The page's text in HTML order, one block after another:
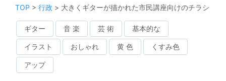
TOP > 行政 > 大きくギターが描かれた市民講座向けのチラシ
ギター 音 楽 芸 術 基本的な
イラスト おしゃれ 黄 色 くすみ色
アップ